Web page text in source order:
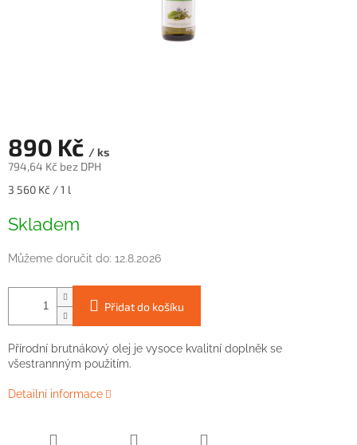
890 Kč / ks
794,64 Kč bez DPH
Měrná
3 560 Kč / 1 l
Skladem
Můžeme doručit do: 12.8.2026
Přidat do košíku
Přírodní brutnákový olej je vysoce kvalitní doplněk se
všestrannným použitím.
Detailní informace